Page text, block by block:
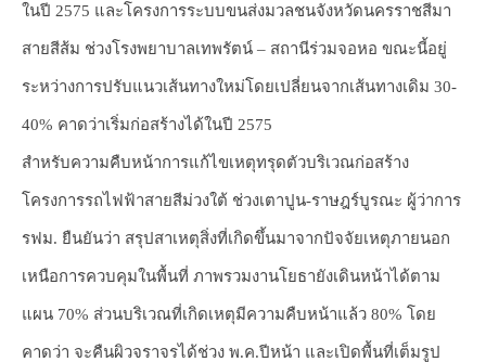
ในปี 2575 และโครงการระบบขนส่งมวลชนจังหวัดนครราชสีมา
สายสีส้ม ช่วงโรงพยาบาลเทพรัตน์ – สถานีร่วมจอหอ ขณะนี้อยู่
ระหว่างการปรับแนวเส้นทางใหม่โดยเปลี่ยนจากเส้นทางเดิม 30-
40% คาดว่าเริ่มก่อสร้างได้ในปี 2575
สำหรับความคืบหน้าการแก้ไขเหตุทรุดตัวบริเวณก่อสร้าง
โครงการรถไฟฟ้าสายสีม่วงใต้ ช่วงเตาปูน-ราษฎร์บูรณะ ผู้ว่าการ
รฟม. ยืนยันว่า สรุปสาเหตุสิ่งที่เกิดขึ้นมาจากปัจจัยเหตุภายนอก
เหนือการควบคุมในพื้นที่ ภาพรวมงานโยธายังเดินหน้าได้ตาม
แผน 70% ส่วนบริเวณที่เกิดเหตุมีความคืบหน้าแล้ว 80% โดย
คาดว่า จะคืนผิวจราจรได้ช่วง พ.ค.ปีหน้า และเปิดพื้นที่เต็มรูป